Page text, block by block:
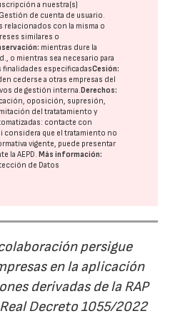
a nuestra(s)
de cuenta de usuario.
relacionados con la misma o
similares o
mientras dure la
o mientras sea necesario para
finalidades especificadasCesión:
cederse a otras empresas del
de gestión interna. Derechos:
oposición, supresión,
del tratatamiento y
contacte con
considera que el tratamiento no
vigente, puede presentar
laAEPD. Más información:
de Datos
persigue
en la aplicación
derivadas de la RAP
Decreto 1055/2022